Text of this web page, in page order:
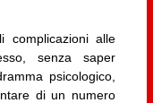
complicazioni alle
senza saper
psicologico,
di un numero